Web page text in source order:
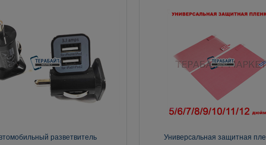
разветвитель
Универсальная защитная